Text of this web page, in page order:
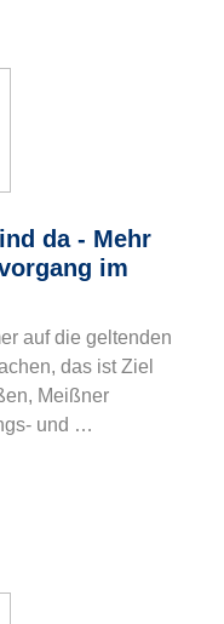
da - Mehr
im
auf die geltenden
das ist Ziel
Meißner
und …